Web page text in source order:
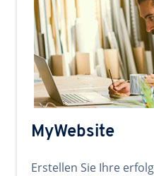
MyWebsite
Erstellen Sie Ihre